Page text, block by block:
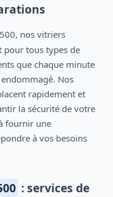
pour tous types de
que chaque minute
Nos
rapidement et
la sécurité de votre
fournir une
à vos besoins
: services de